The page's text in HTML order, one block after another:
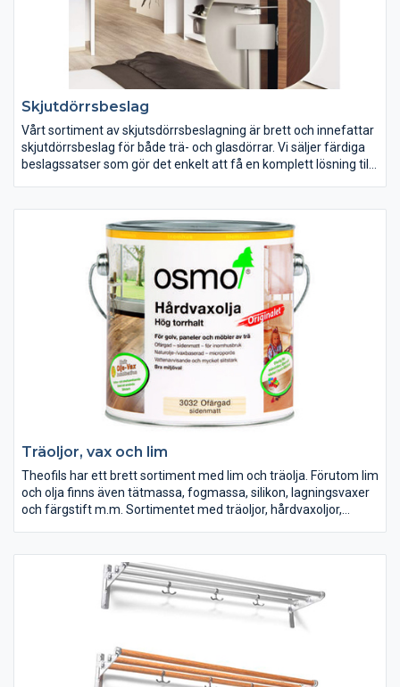
Skjutdörrsbeslag
Vårt sortiment av skjutsdörrsbeslagning är brett och innefattar
skjutdörrsbeslag för både trä- och glasdörrar. Vi säljer färdiga
beslagssatser som gör det enkelt att få en komplett lösning till
Träoljor, vax och lim
Theofils har ett brett sortiment med lim och träolja. Förutom lim
och olja finns även tätmassa, fogmassa, silikon, lagningsvaxer
och färgstift m.m. Sortimentet med träoljor, hårdvaxoljor,
både för inom- och utomhusbruk. Från Casco har vi ett
komplett sortiment av lim, härdare, släppmedel och limtvätt.
Exempel på lim som finns hos Theofils är smältlim, kontaktlim,
polyuretanlim, trälim, konstruktionslim, karbamidlim. Hos oss
hittar du även lagningsvaxer och färgstift från König. Dessa
produkter hjälper dig att reparera repor och sprickor i träytor.